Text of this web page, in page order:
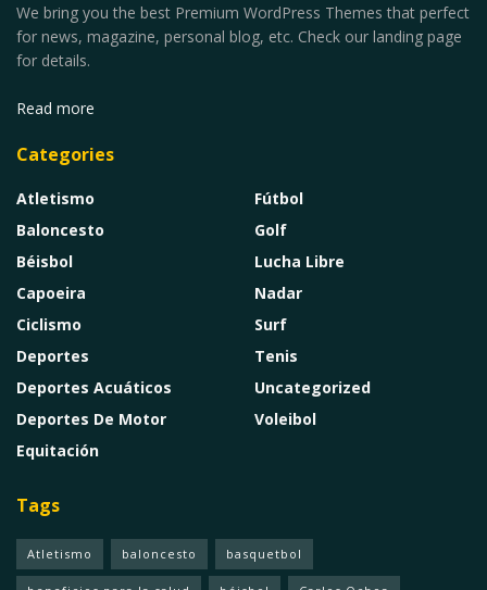
We bring you the best Premium WordPress Themes that perfect
for news, magazine, personal blog, etc. Check our landing page
for details.
Read more
Categories
Atletismo
Baloncesto
Béisbol
Capoeira
Ciclismo
Deportes
Deportes Acuáticos
Deportes De Motor
Equitación
Fútbol
Golf
Lucha Libre
Nadar
Surf
Tenis
Uncategorized
Voleibol
Tags
Atletismo baloncesto basquetbol